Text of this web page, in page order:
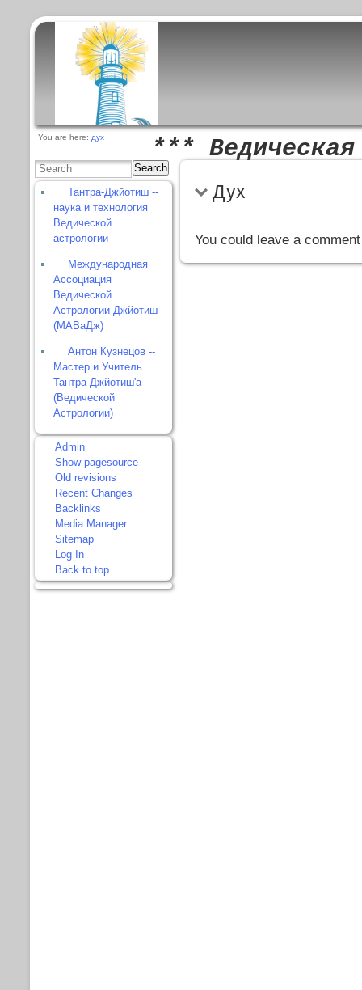
***
You are here:дух
Search
Тантра-Джйотиш --
наука и технология
Ведической
астрологии
Международная
Ассоциация
Ведической
Астрологии Джйотиш
(МАВаДж)
Антон Кузнецов --
Мастер и Учитель
Тантра-Джйотиш'а
(Ведической
Астрологии)
Admin
Show pagesource
Old revisions
Recent Changes
Backlinks
Media Manager
Sitemap
Log In
Back to top
Дух
You could leave a